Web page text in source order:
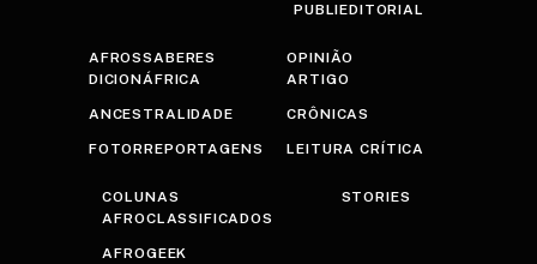
PUBLIEDITORIAL
AFROSSABERES
DICIONÁFRICA
ANCESTRALIDADE
FOTORREPORTAGENS
OPINIÃO
ARTIGO
CRÔNICAS
LEITURA CRÍTICA
COLUNAS
AFROCLASSIFICADOS
AFROGEEK
STORIES